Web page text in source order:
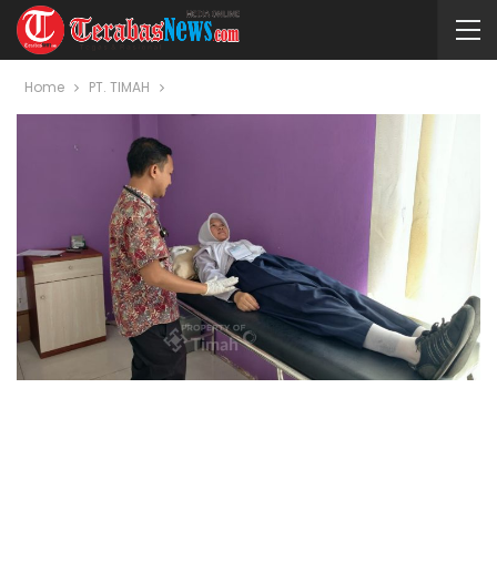
Home PT. TIMAH